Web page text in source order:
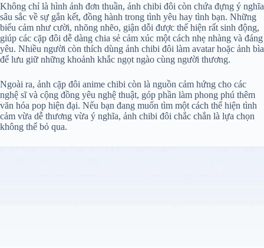
Không chỉ là hình ảnh đơn thuần, ảnh chibi đôi còn chứa đựng ý nghĩa
sâu sắc về sự gắn kết, đồng hành trong tình yêu hay tình bạn. Những
biểu cảm như cười, nhõng nhẽo, giận dỗi được thể hiện rất sinh động,
giúp các cặp đôi dễ dàng chia sẻ cảm xúc một cách nhẹ nhàng và đáng
yêu. Nhiều người còn thích dùng ảnh chibi đôi làm avatar hoặc ảnh bìa
để lưu giữ những khoảnh khắc ngọt ngào cùng người thương.
Ngoài ra, ảnh cặp đôi anime chibi còn là nguồn cảm hứng cho các
nghệ sĩ và cộng đồng yêu nghệ thuật, góp phần làm phong phú thêm
văn hóa pop hiện đại. Nếu bạn đang muốn tìm một cách thể hiện tình
cảm vừa dễ thương vừa ý nghĩa, ảnh chibi đôi chắc chắn là lựa chọn
không thể bỏ qua.